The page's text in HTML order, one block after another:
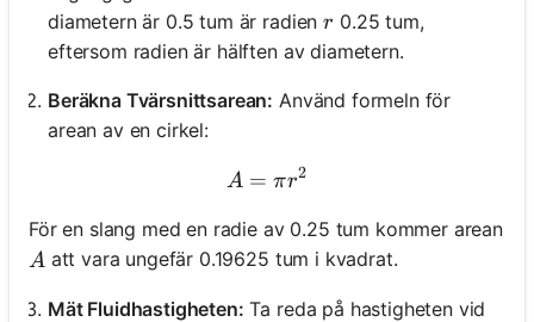
diametern är 0.5 tum är radienr
r 0.25 tum,
eftersom radien är hälften av diametern.
Beräkna Tvärsnittsarean: Använd formeln för
arean av en cirkel:
A = \pi r^2
A = πr2
För en slang med en radie av 0.25 tum kommer arean
A
A att vara ungefär 0.19625 tum i kvadrat.
Mät Fluidhastigheten: Ta reda på hastigheten vid